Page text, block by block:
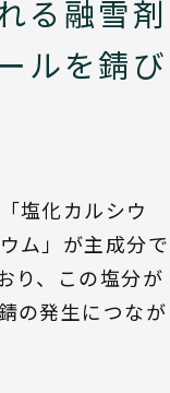
る融雪剤
ルを錆び
塩化カルシウ
ム」が主成分で
り、この塩分が
の発生につなが